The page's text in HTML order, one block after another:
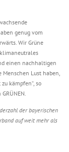
genug vom
Wir Grüne
einen nachhaltigen
Menschen Lust haben,
kämpfen“, so
der bayerischen
auf weit mehr als